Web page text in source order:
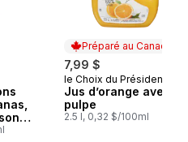
Préparé au Canada
7,99 $
Préparé au Canada
le Choix du Président
Jus d’orange avec
pulpe
2.5 l, 0,32 $/100ml